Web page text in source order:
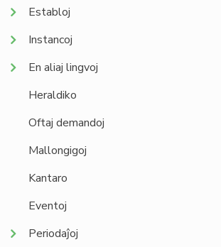
Establoj
Instancoj
En aliaj lingvoj
Heraldiko
Oftaj demandoj
Mallongigoj
Kantaro
Eventoj
Periodaĵoj